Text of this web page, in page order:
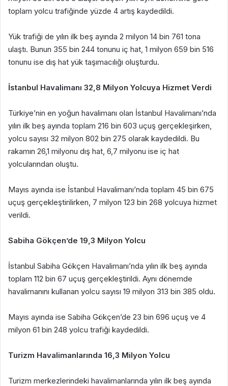
toplam yolcu trafiğinde yüzde 4 artış kaydedildi.
Yük trafiği de yılın ilk beş ayında 2 milyon 14 bin 761 tona
ulaştı. Bunun 355 bin 244 tonunu iç hat, 1 milyon 659 bin 516
tonunu ise dış hat yük taşımacılığı oluşturdu.
İstanbul Havalimanı 32,8 Milyon Yolcuya Hizmet Verdi
Türkiye’nin en yoğun havalimanı olan İstanbul Havalimanı’nda
yılın ilk beş ayında toplam 216 bin 603 uçuş gerçekleşirken,
yolcu sayısı 32 milyon 802 bin 275 olarak kaydedildi. Bu
rakamın 26,1 milyonu dış hat, 6,7 milyonu ise iç hat
yolcularından oluştu.
Mayıs ayında ise İstanbul Havalimanı’nda toplam 45 bin 675
uçuş gerçekleştirilirken, 7 milyon 123 bin 268 yolcuya hizmet
verildi.
Sabiha Gökçen’de 19,3 Milyon Yolcu
İstanbul Sabiha Gökçen Havalimanı’nda yılın ilk beş ayında
toplam 112 bin 67 uçuş gerçekleştirildi. Aynı dönemde
havalimanını kullanan yolcu sayısı 19 milyon 313 bin 385 oldu.
Mayıs ayında ise Sabiha Gökçen’de 23 bin 696 uçuş ve 4
milyon 61 bin 248 yolcu trafiği kaydedildi.
Turizm Havalimanlarında 16,3 Milyon Yolcu
Turizm merkezlerindeki havalimanlarında yılın ilk beş ayında